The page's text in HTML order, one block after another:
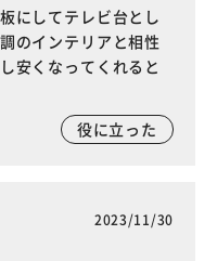
にしてテレビ台とし
のインテリアと相性
安くなってくれると
役に立った
2023/11/30